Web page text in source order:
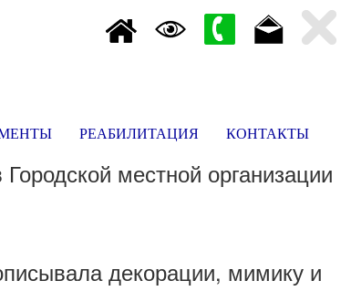
РЕАБИЛИТАЦИЯ КОНТАКТЫ
местной организации
декорации, мимику и